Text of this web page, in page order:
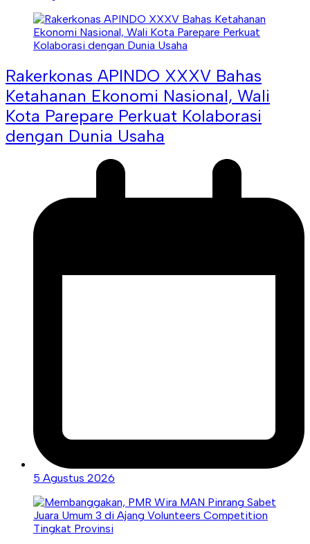
Rakerkonas APINDO XXXV Bahas
Ketahanan Ekonomi Nasional, Wali
Kota Parepare Perkuat Kolaborasi
dengan Dunia Usaha
5 Agustus 2026